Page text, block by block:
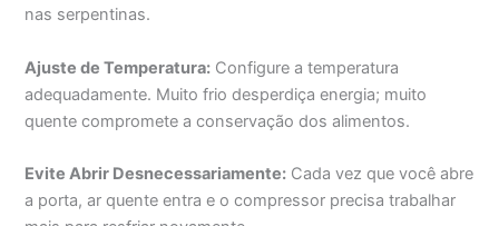
nas serpentinas.
Ajuste de Temperatura: Configure a temperatura
adequadamente. Muito frio desperdiça energia; muito
quente compromete a conservação dos alimentos.
Evite Abrir Desnecessariamente: Cada vez que você abre
a porta, ar quente entra e o compressor precisa trabalhar